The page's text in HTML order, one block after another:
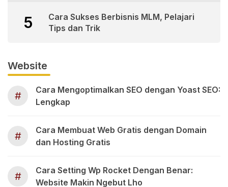
5
Cara Sukses Berbisnis MLM, Pelajari
Tips dan Trik
Website
#
Cara Mengoptimalkan SEO dengan Yoast SEO:
Lengkap
#
Cara Membuat Web Gratis dengan Domain
dan Hosting Gratis
#
Cara Setting Wp Rocket Dengan Benar:
Website Makin Ngebut Lho